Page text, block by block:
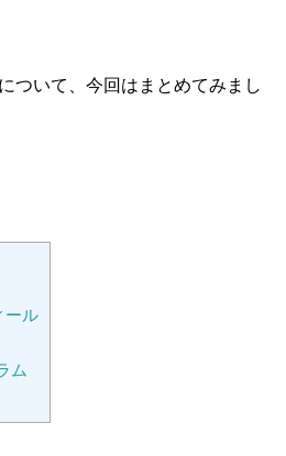
ついて、今回はまとめてみまし
ール
ム